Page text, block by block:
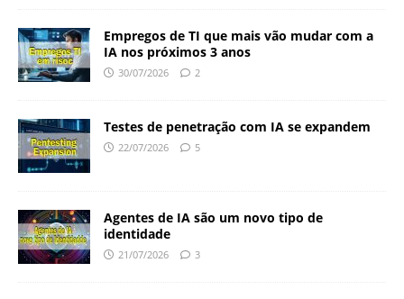
Empregos de TI que mais vão mudar com a
IA nos próximos 3 anos
30/07/2026 2
Testes de penetração com IA se expandem
22/07/2026 5
Agentes de IA são um novo tipo de
identidade
21/07/2026 3